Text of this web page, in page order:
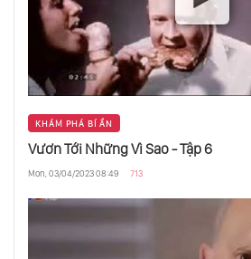
KHÁM PHÁ BÍ ẨN
Vươn Tới Những Vì Sao - Tập 6
Mon, 03/04/2023 08:49 713